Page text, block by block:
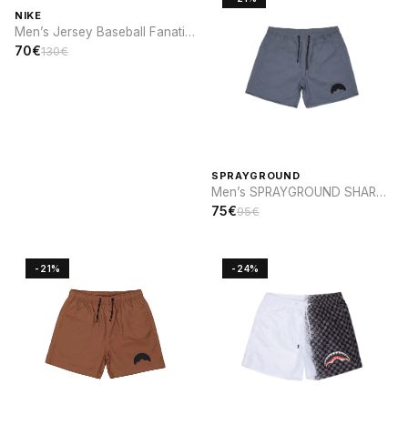
NIKE
Men’s Jersey Baseball Fanatic
x Nike Cooperstown St. Louis
70€130€
SPRAYGROUND
Men’s SPRAYGROUND SHARK
PARCH SWIM
75€95€
-21% -24%